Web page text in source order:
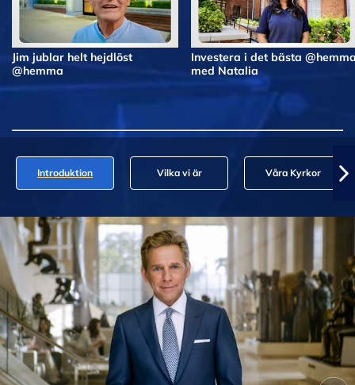
Jim jublar helt hejdlöst
@hemma
Investera i det bästa
med Natalia
Introduktion Vilka vi är Våra Kyrkor